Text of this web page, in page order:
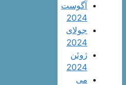
آگوست
2024
جولای
2024
ژوئن
2024
می